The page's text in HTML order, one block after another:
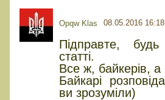
Opqw Klas 08.05.2016 16:18
Підправте,
статті.
Все ж, байкерів, а
Байкарі
ви зрозуміли)